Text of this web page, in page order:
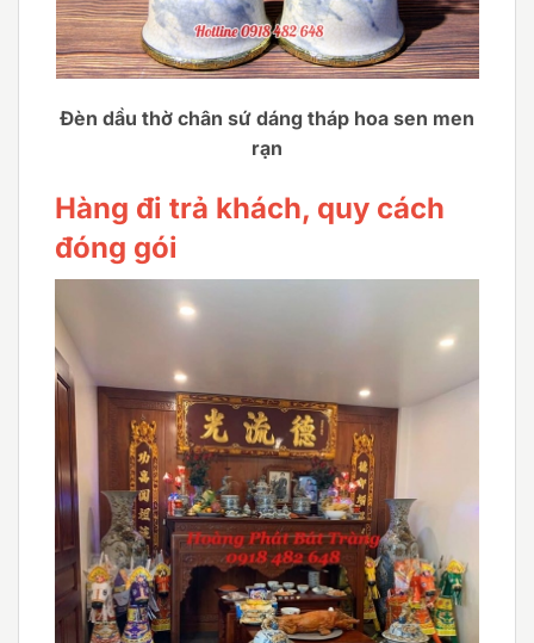
Đèn dầu thờ chân sứ dáng tháp hoa sen men
rạn
Hàng đi trả khách, quy cách
đóng gói